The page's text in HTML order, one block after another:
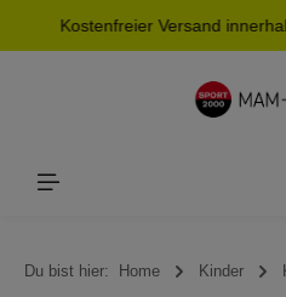
springen
Kostenfreier Versand
Du bist hier: Home Kinder